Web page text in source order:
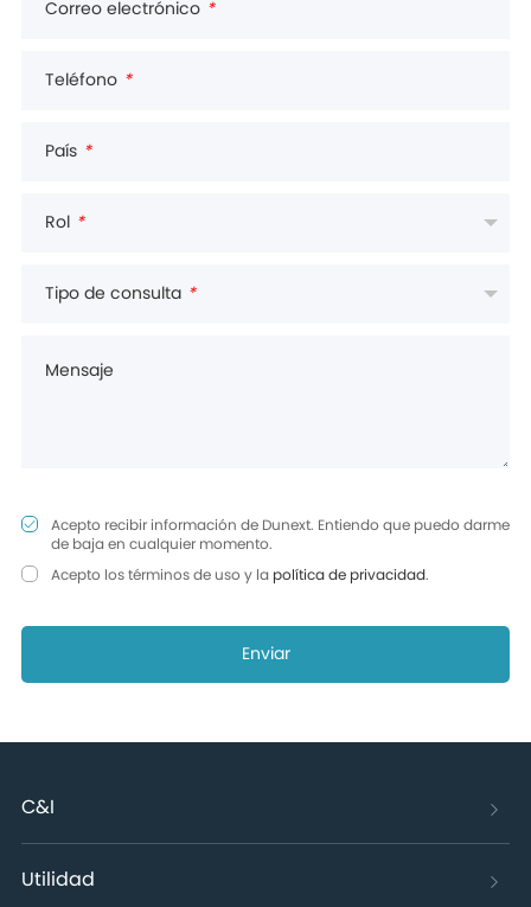
Correo electrónico *
Teléfono *
País *
Rol *
Tipo de consulta *
Mensaje
Acepto recibir información de Dunext. Entiendo que puedo darme
de baja en cualquier momento.
Acepto los términos de uso y la política de privacidad.
Enviar
C&I
Utilidad